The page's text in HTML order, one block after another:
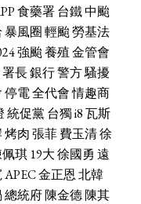
食藥署台鐵中颱
暴風圈輕颱勞基法
強颱養殖金管會
署長銀行警方騷擾
停電全代會情趣商
統促黨台獨i8瓦斯
烤肉張菲費玉清徐
琪 19大徐國勇 遠
APEC金正恩北韓
總統府陳金德陳其